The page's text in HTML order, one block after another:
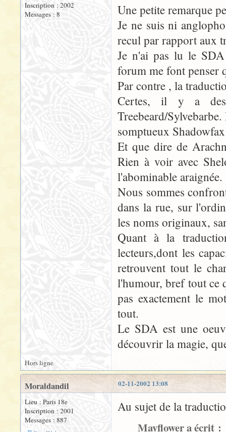
Inscription : 2002
Messages : 8
Une petite remarque
Je ne suis ni
recul par rapport aux
Je n'ai pas lu le
forum me font penser
Par contre , la
Certes, il y a des
Treebeard/
somptueux
Et que dire de
Rien à voir avec
l'abominable araignée.
Nous sommes
dans la rue, sur
les noms originaux,
Quant à la
lecteurs,dont les
retrouvent tout le
l'humour, bref tout ce
pas exactement le
tout.
Le SDA est une
découvrir la magie,
Hors ligne
02-11-2002 13:08
Moraldandil
Lieu : Paris 18e
Inscription : 2001
Messages : 887
Au sujet de la
Mayflower a écrit :